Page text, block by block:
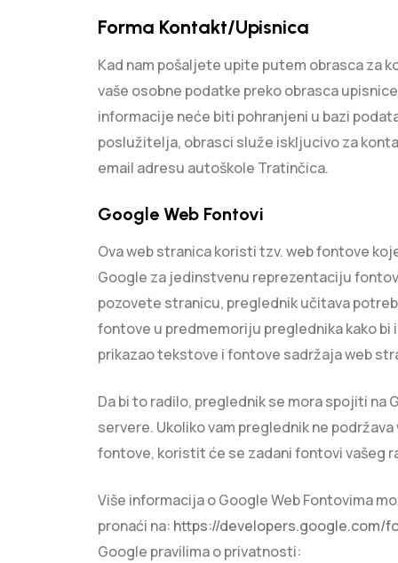
Forma Kontakt/Upisnica
Kad nam pošaljete upite putem obrasca za
vaše osobne podatke preko obrasca
informacije neće biti pohranjeni u bazi
poslužitelja, obrasci služe iskljucivo za
email adresu autoškole Tratinčica.
Google Web Fontovi
Ova web stranica koristi tzv. web fontove
Google za jedinstvenu reprezentaciju
pozovete stranicu, preglednik učitava
fontove u predmemoriju preglednika kako bi
prikazao tekstove i fontove sadržaja web
Da bi to radilo, preglednik se mora spojiti na
servere. Ukoliko vam preglednik ne podržava
fontove, koristit će se zadani fontovi vašeg
Više informacija o Google Web Fontovima
pronaći na: https://developers.google.com/
Google pravilima o privatnosti: